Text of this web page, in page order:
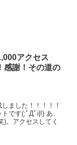
アクセス
感謝！その道の
ました！！！！！
です(;ﾟДﾟi|!) あ、
。アクセスしてく